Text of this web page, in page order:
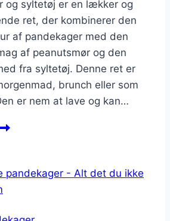
og syltetøj er en lækker og
ret, der kombinerer den
af pandekager med den
af peanutsmør og den
fra syltetøj. Denne ret er
brunch eller som
er nem at lave og kan…